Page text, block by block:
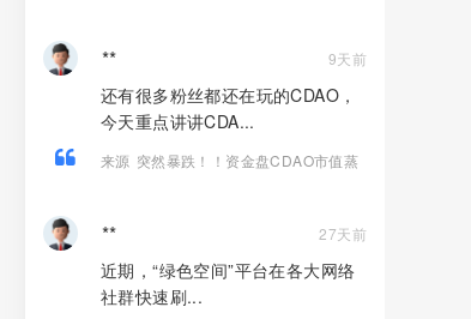
** 9天前
还有很多粉丝都还在玩的CDAO，
今天重点讲讲CDA...
来源 突然暴跌！！资金盘CDAO市值蒸
** 27天前
近期，“绿色空间”平台在各大网络
社群快速刷...